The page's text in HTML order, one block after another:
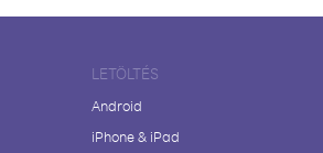
LETÖLTÉS
Android
iPhone & iPad